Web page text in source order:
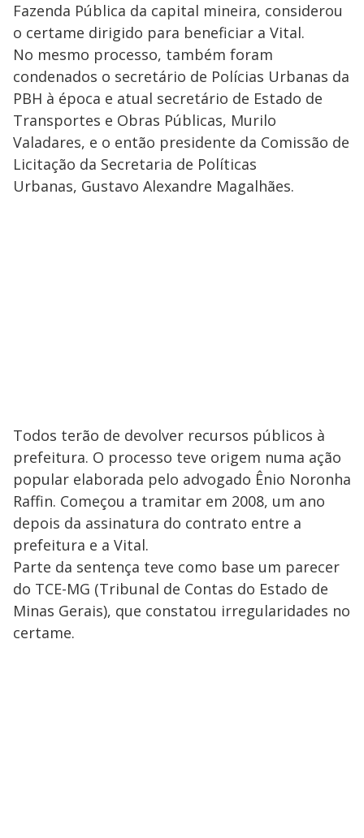
Fazenda Pública da capital mineira, considerou
o certame dirigido para beneficiar a Vital.
No mesmo processo, também foram
condenados o secretário de Polícias Urbanas da
PBH à época e atual secretário de Estado de
Transportes e Obras Públicas, Murilo
Valadares, e o então presidente da Comissão de
Licitação da Secretaria de Políticas
Urbanas, Gustavo Alexandre Magalhães.
Todos terão de devolver recursos públicos à
prefeitura. O processo teve origem numa ação
popular elaborada pelo advogado Ênio Noronha
Raffin. Começou a tramitar em 2008, um ano
depois da assinatura do contrato entre a
prefeitura e a Vital.
Parte da sentença teve como base um parecer
do TCE-MG (Tribunal de Contas do Estado de
Minas Gerais), que constatou irregularidades no
certame.